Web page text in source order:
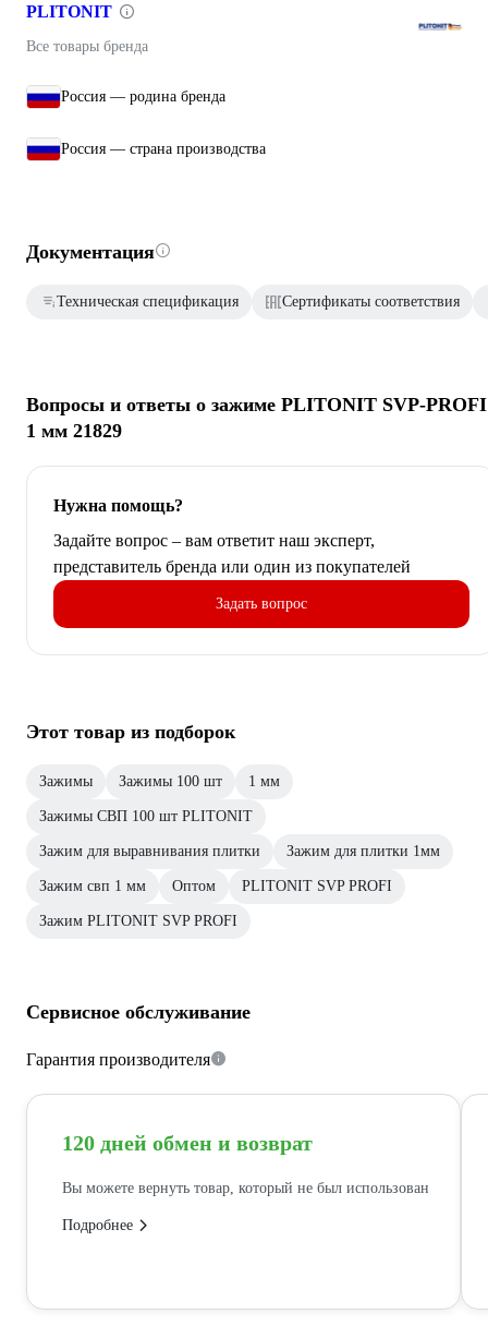
PLITONIT
Все товары бренда
Россия — родина бренда
Россия — страна производства
Документация
Техническая спецификация Сертификаты соответствия
Вопросы и ответы о зажиме PLITONIT SVP-PROFI
1 мм 21829
Нужна помощь?
Задайте вопрос – вам ответит наш эксперт,
представитель бренда или один из покупателей
Задать вопрос
Этот товар из подборок
Зажимы Зажимы 100 шт 1 мм
Зажимы СВП 100 шт PLITONIT
Зажим для выравнивания плитки Зажим для плитки 1мм
Зажим свп 1 мм Оптом PLITONIT SVP PROFI
Зажим PLITONIT SVP PROFI
Сервисное обслуживание
Гарантия производителя
120 дней обмен и возврат
Вы можете вернуть товар, который не был использован
Подробнее